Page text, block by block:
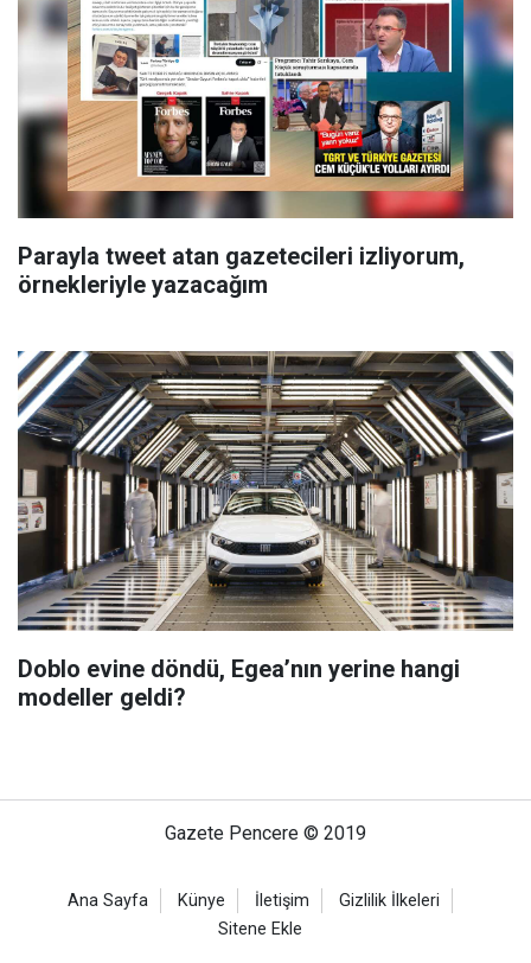
Parayla tweet atan gazetecileri izliyorum,
örnekleriyle yazacağım
Doblo evine döndü, Egea’nın yerine hangi
modeller geldi?
Gazete Pencere © 2019
Ana Sayfa Künye İletişim
Gizlilik İlkeleri
Sitene Ekle